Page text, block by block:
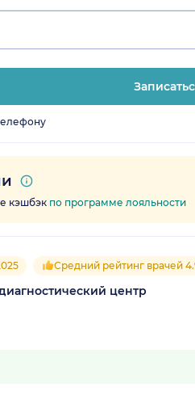
кэшбэк по программе лояльности
Средний рейтинг врачей
центр